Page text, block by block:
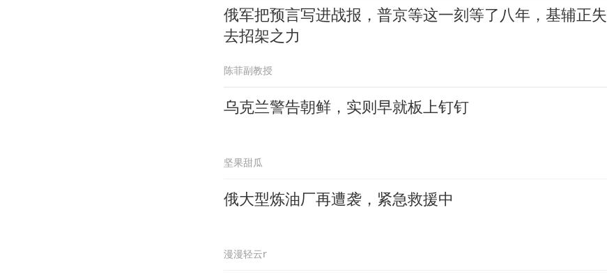
俄军把预言写进战报，普京等这一刻等了八年，基辅正失
去招架之力
陈菲副教授
乌克兰警告朝鲜，实则早就板上钉钉
坚果甜瓜
俄大型炼油厂再遭袭，紧急救援中
漫漫轻云r